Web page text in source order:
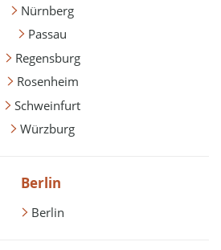
Nürnberg
Passau
Regensburg
Rosenheim
Schweinfurt
Würzburg
Berlin
Berlin